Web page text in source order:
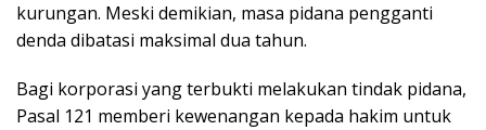
kurungan. Meski demikian, masa pidana pengganti
denda dibatasi maksimal dua tahun.
Bagi korporasi yang terbukti melakukan tindak pidana,
Pasal 121 memberi kewenangan kepada hakim untuk